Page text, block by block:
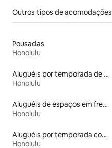
Outros tipos de acomodações
Pousadas
Honolulu
Aluguéis por temporada de acomodações de luxo
Honolulu
Aluguéis de espaços em frente à praia
Honolulu
Aluguéis por temporada com banheira de hidromassagem
Honolulu